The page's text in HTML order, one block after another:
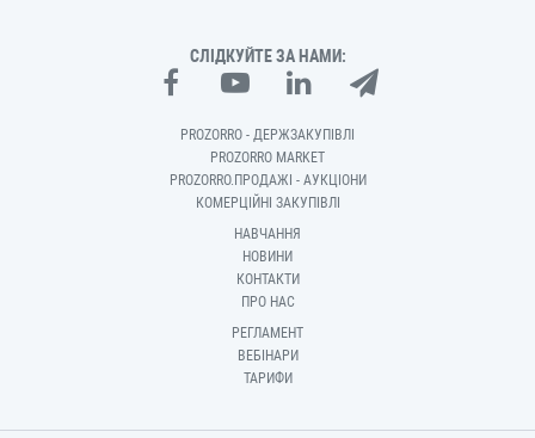
СЛІДКУЙТЕ ЗА НАМИ:
PROZORRO - ДЕРЖЗАКУПІВЛІ
PROZORRO MARKET
PROZORRO.ПРОДАЖІ - АУКЦІОНИ
КОМЕРЦІЙНІ ЗАКУПІВЛІ
НАВЧАННЯ
НОВИНИ
КОНТАКТИ
ПРО НАС
РЕГЛАМЕНТ
ВЕБІНАРИ
ТАРИФИ